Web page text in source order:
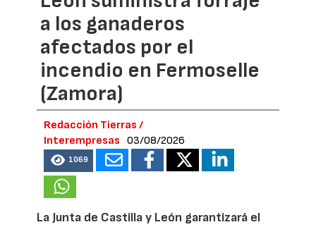
a los ganaderos
afectados por el
incendio en Fermoselle
(Zamora)
Redacción Tierras /
Interempresas
03/08/2026
1069
La Junta de Castilla y León garantizará el